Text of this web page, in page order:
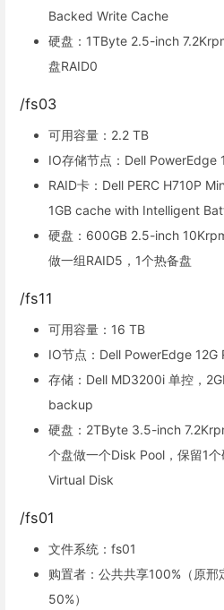
Backed Write Cache
硬盘：1TByte 2.5-inch
盘RAID0
/fs03
可用容量：2.2 TB
IO存储节点：Dell PowerEdge
RAID卡：Dell PERC H710P
1GB cache with Intelligent
硬盘：600GB 2.5-inch
做一组RAID5，1个热备盘
/fs11
可用容量：16 TB
IO节点：Dell PowerEdge 12G
存储：Dell MD3200i 单控，
backup
硬盘：2TByte 3.5-inch
个盘做一个Disk Pool，保留1
Virtual Disk
/fs01
文件系统：fs01
购置者：公共共享100%（原
50%）